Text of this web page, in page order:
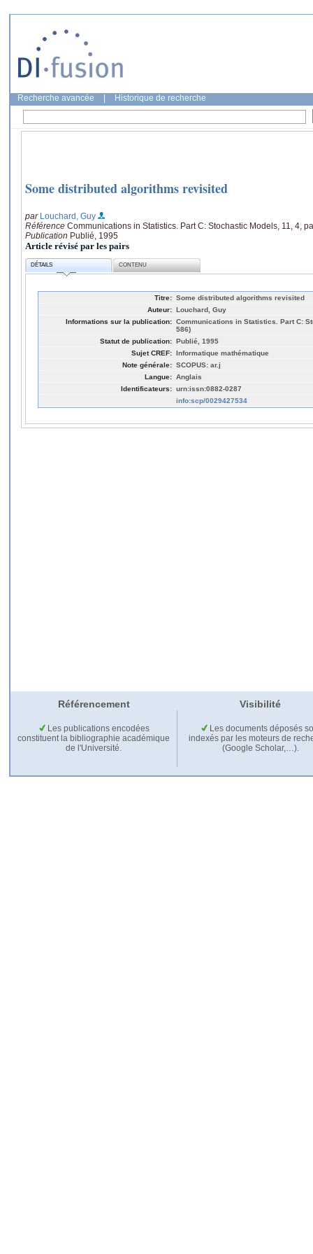
Recherche avancée Historique de recherche
Some distributed algorithms revisited
par Louchard, Guy
Référence Communications in Statistics. Part C: Stochastic Models, 11, 4,
Publication Publié, 1995
Article révisé par les pairs
DÉTAILS CONTENU
Titre: Some distributed algorithms revisited
Auteur: Louchard, Guy
Informations sur la publication: Communications in Statistics. Part C:
586)
Statut de publication: Publié, 1995
Sujet CREF: Informatique mathématique
Note générale: SCOPUS: ar.j
Langue: Anglais
Identificateurs: urn:issn:0882-0287
info:scp/0029427534
Référencement Visibilité
Les publications encodées
constituent la bibliographie académique
de l'Université.
Les documents déposés
indexés par les moteurs de
(Google Scholar,…).